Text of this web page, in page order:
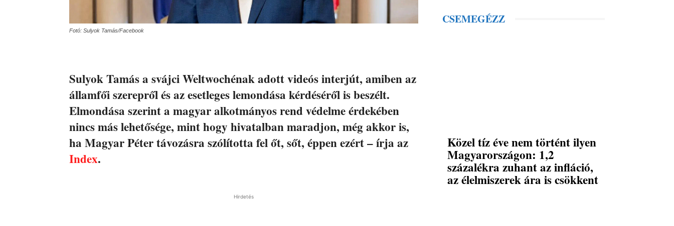
Fotó: Sulyok Tamás/Facebook
Sulyok Tamás a svájci Weltwochénak adott videós interjút, amiben az
államfői szerepről és az esetleges lemondása kérdéséről is beszélt.
Elmondása szerint a magyar alkotmányos rend védelme érdekében
nincs más lehetősége, mint hogy hivatalban maradjon, még akkor is,
ha Magyar Péter távozásra szólította fel őt, sőt, éppen ezért – írja az
Index.
Hirdetés
CSEMEGÉZZ
Közel tíz éve nem történt ilyen
Magyarországon: 1,2
százalékra zuhant az infláció,
az élelmiszerek ára is csökkent